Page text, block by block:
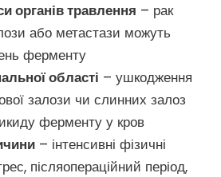
органів травлення – рак
або метастази можуть
ферменту
області – ушкодження
залози чи слинних залоз
ферменту у кров
– інтенсивні фізичні
післяопераційний період,